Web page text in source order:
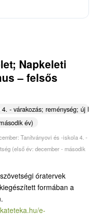
Napkeleti
– felsős
- várakozás; reménység; új látás
év)
Tanítványovi és -iskola 4. -
(első év: december - második
óratervek
formában a
e-